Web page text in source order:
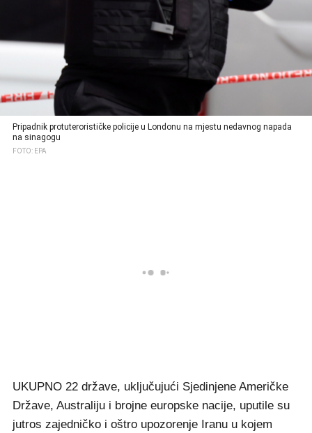
Pripadnik protuterorističke policije u Londonu na mjestu nedavnog napada
na sinagogu
FOTO: EPA
UKUPNO 22 države, uključujući Sjedinjene Američke
Države, Australiju i brojne europske nacije, uputile su
jutros zajedničko i oštro upozorenje Iranu u kojem